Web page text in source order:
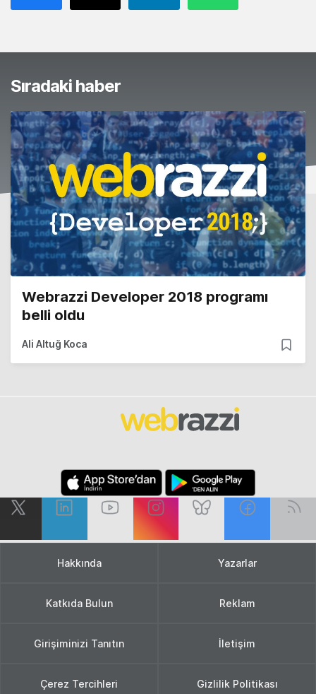
Sıradaki haber
Webrazzi Developer 2018 programı
belli oldu
Ali Altuğ Koca
Hakkında Yazarlar
Katkıda Bulun Reklam
Girişiminizi Tanıtın İletişim
Çerez Tercihleri Gizlilik Politikası